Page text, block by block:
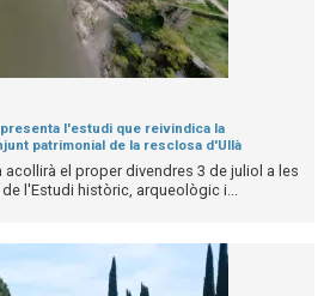
l'estudi que reivindica la
patrimonial de la resclosa d'Ullà
acollirà el proper divendres 3 de juliol a les
l'Estudi històric, arqueològic i...